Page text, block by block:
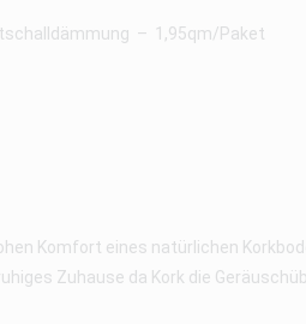
– 1,95qm/Paket
Komfort eines natürlichen
Zuhause da Kork die